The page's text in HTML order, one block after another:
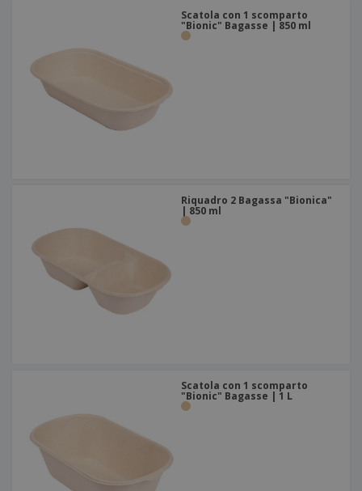
Scatola con 1 scomparto
"Bionic" Bagasse | 850 ml
Riquadro 2 Bagassa "Bionica"
| 850 ml
Scatola con 1 scomparto
"Bionic" Bagasse | 1 L